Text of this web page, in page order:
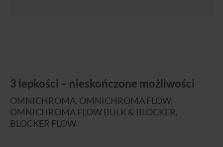
3 lepkości – nieskończone możliwości
OMNICHROMA, OMNICHROMA FLOW,
OMNICHROMA FLOW BULK & BLOCKER,
BLOCKER FLOW